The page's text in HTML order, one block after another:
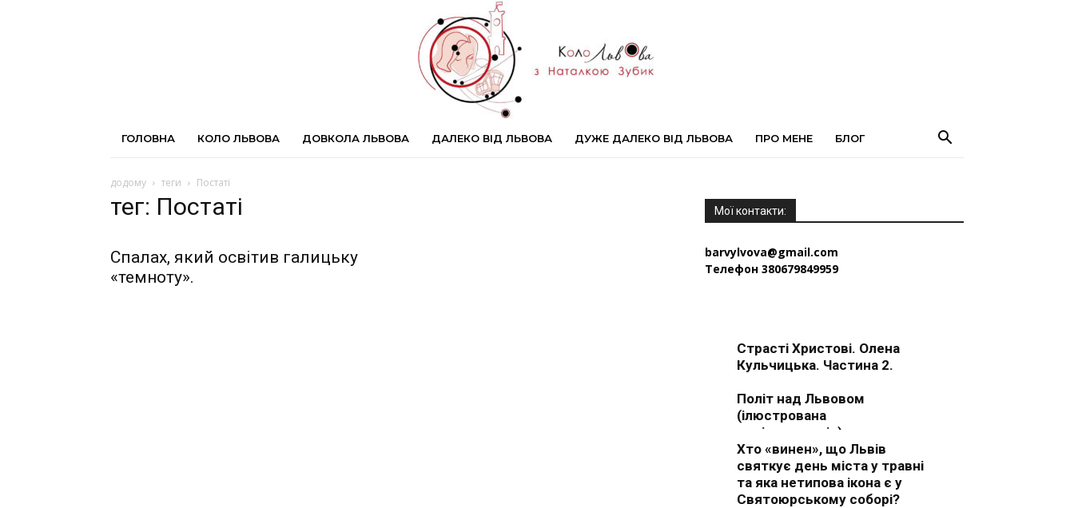
ГОЛОВНА КОЛО ЛЬВОВА ДОВКОЛА ЛЬВОВА ДАЛЕКО ВІД ЛЬВОВА ДУЖЕ ДАЛЕКО ВІД ЛЬВОВА ПРО МЕНЕ БЛОГ
додому теги Постаті
тег: Постаті
Спалах, який освітив галицьку
«темноту».
Мої контакти:
barvylvova@gmail.com
Телефон 380679849959
Страсті Христові. Олена
Кульчицька. Частина 2.
Політ над Львовом
(ілюстрована
радіоекскурсія)
Хто «винен», що Львів
святкує день міста у травні
та яка нетипова ікона є у
Святоюрському соборі?